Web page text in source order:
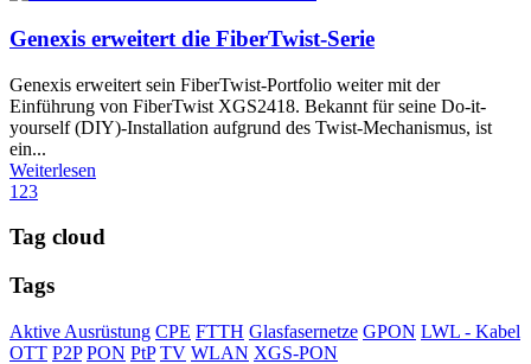
Genexis erweitert die FiberTwist-Serie
Genexis erweitert sein FiberTwist-Portfolio weiter mit der
Einführung von FiberTwist XGS2418. Bekannt für seine Do-it-
yourself (DIY)-Installation aufgrund des Twist-Mechanismus, ist
ein...
Weiterlesen
1 23
Tag cloud
Tags
Aktive Ausrüstung CPE FTTH Glasfasernetze GPON LWL - Kabel
OTT P2P PON PtP TV WLAN XGS-PON